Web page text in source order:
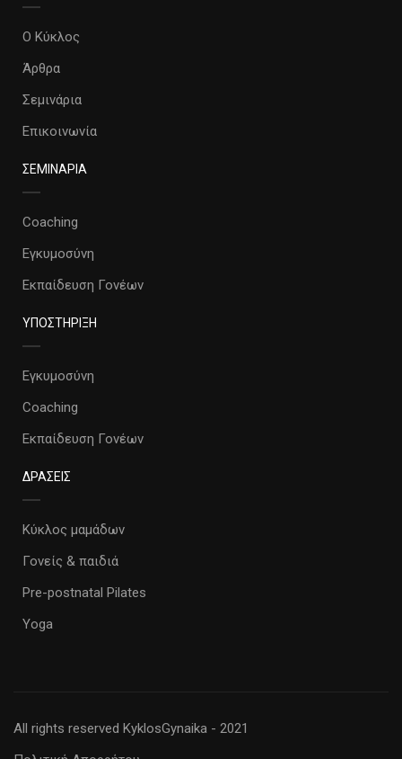
Ο Κύκλος
Άρθρα
Σεμινάρια
Επικοινωνία
ΣΕΜΙΝΑΡΙΑ
Coaching
Εγκυμοσύνη
Εκπαίδευση Γονέων
ΥΠΟΣΤΗΡΙΞΗ
Εγκυμοσύνη
Coaching
Εκπαίδευση Γονέων
ΔΡΑΣΕΙΣ
Κύκλος μαμάδων
Γονείς & παιδιά
Pre-postnatal Pilates
Yoga
All rights reserved KyklosGynaika - 2021